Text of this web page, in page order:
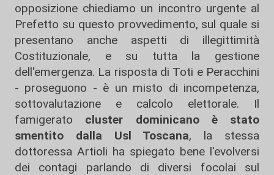
opposizione chiediamo un incontro urgente al
Prefetto su questo provvedimento, sul quale si
presentano anche aspetti di illegittimità
Costituzionale, e su tutta la gestione
dell'emergenza. La risposta di Toti e Peracchini
- proseguono - è un misto di incompetenza,
sottovalutazione e calcolo elettorale. Il
famigerato cluster dominicano è stato
smentito dalla Usl Toscana, la stessa
dottoressa Artioli ha spiegato bene l'evolversi
dei contagi parlando di diversi focolai sul